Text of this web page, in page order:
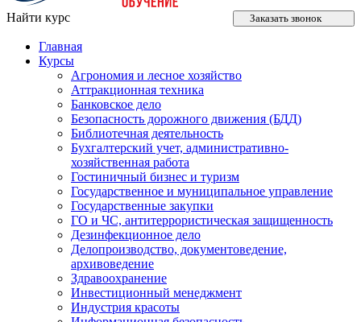
Найти курс Заказать звонок
Главная
Курсы
Агрономия и лесное хозяйство
Аттракционная техника
Банковское дело
Безопасность дорожного движения (БДД)
Библиотечная деятельность
Бухгалтерский учет, административно-
хозяйственная работа
Гостиничный бизнес и туризм
Государственное и муниципальное управление
Государственные закупки
ГО и ЧС, антитеррористическая защищенность
Дезинфекционное дело
Делопроизводство, документоведение,
архивоведение
Здравоохранение
Инвестиционный менеджмент
Индустрия красоты